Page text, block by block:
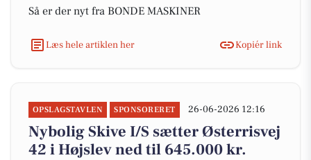
Så er der nyt fra BONDE MASKINER
Læs hele artiklen her Kopiér link
OPSLAGSTAVLEN SPONSORERET 26-06-2026 12:16
Nybolig Skive I/S sætter Østerrisvej
42 i Højslev ned til 645.000 kr.